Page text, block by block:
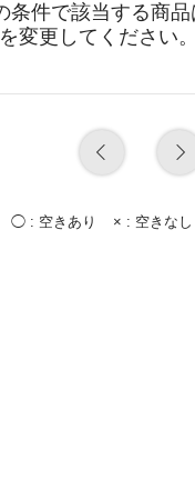
条件で該当する商品
変更してください
◯ : 空きあり × : 空きなし